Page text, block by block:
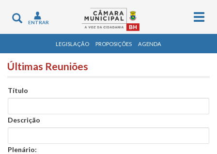
Toggle
navigation
ENTRAR
LEGISLAÇÃO PROPOSIÇÕES AGENDA
Últimas Reuniões
Título
Descrição
Plenário: